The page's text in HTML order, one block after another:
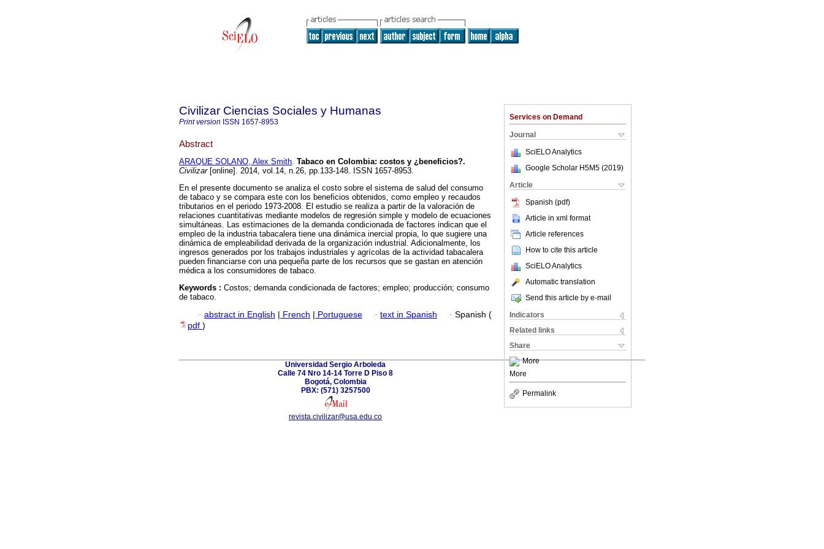
Services on Demand
Journal
SciELO Analytics
Google Scholar H5M5 (2019)
Article
Spanish (pdf)
Article in xml format
Article references
How to cite this article
SciELO Analytics
Automatic translation
Send this article by e-mail
Indicators
Related links
Share
More
More
Permalink
Civilizar Ciencias Sociales y Humanas
Print version ISSN 1657-8953
Abstract
ARAQUE SOLANO, Alex Smith. Tabaco en Colombia: costos y ¿beneficios?.
Civilizar[online]. 2014, vol.14, n.26, pp.133-148. ISSN 1657-8953.
En el presente documento se analiza el costo sobre el sistema de salud del consumo
de tabaco y se compara este con los beneficios obtenidos, como empleo y recaudos
tributarios en el periodo 1973-2008. El estudio se realiza a partir de la valoración de
relaciones cuantitativas mediante modelos de regresión simple y modelo de ecuaciones
simultáneas. Las estimaciones de la demanda condicionada de factores indican que el
empleo de la industria tabacalera tiene una dinámica inercial propia, lo que sugiere una
dinámica de empleabilidad derivada de la organización industrial. Adicionalmente, los
ingresos generados por los trabajos industriales y agrícolas de la actividad tabacalera
pueden financiarse con una pequeña parte de los recursos que se gastan en atención
médica a los consumidores de tabaco.
Keywords : Costos; demanda condicionada de factores; empleo; producción; consumo
de tabaco.
· abstract in English | French | Portuguese · text in Spanish · Spanish (
pdf )
Universidad Sergio Arboleda
Calle 74 Nro 14-14 Torre D Piso 8
Bogotá, Colombia
PBX: (571) 3257500
revista.civilizar@usa.edu.co